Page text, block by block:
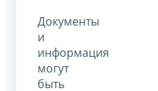
Документы
и
информация
могут
быть